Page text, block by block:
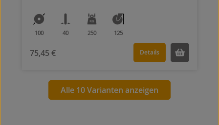
100 40 250 125
75,45 € Details
Alle 10 Varianten anzeigen